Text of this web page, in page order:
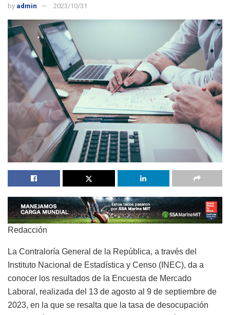
by admin 2023/10/31
Redacción
La Contraloría General de la República, a través del
Instituto Nacional de Estadística y Censo (INEC), da a
conocer los resultados de la Encuesta de Mercado
Laboral, realizada del 13 de agosto al 9 de septiembre de
2023, en la que se resalta que la tasa de desocupación